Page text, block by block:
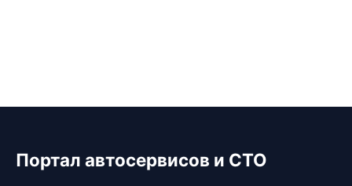
Портал автосервисов и СТО